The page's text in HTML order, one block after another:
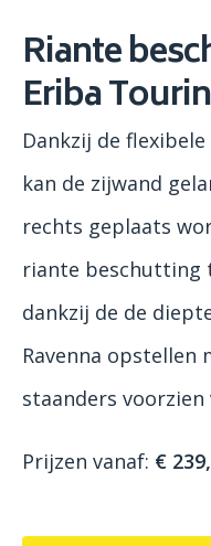
Riante
Eriba
Dankzij de
kan de zijwand
rechts geplaats
riante beschutting
dankzij de de
Ravenna opstellen
staanders
Prijzen vanaf: €